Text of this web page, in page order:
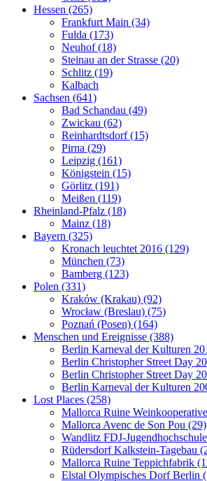
Hessen (265)
Frankfurt Main (34)
Fulda (173)
Neuhof (18)
Steinau an der Strasse (20)
Schlitz (19)
Kalbach
Sachsen (641)
Bad Schandau (49)
Zwickau (62)
Reinhardtsdorf (15)
Pirna (29)
Leipzig (161)
Königstein (15)
Görlitz (191)
Meißen (119)
Rheinland-Pfalz (18)
Mainz (18)
Bayern (325)
Kronach leuchtet 2016 (129)
München (73)
Bamberg (123)
Polen (331)
Kraków (Krakau) (92)
Wrocław (Breslau) (75)
Poznań (Posen) (164)
Menschen und Ereignisse (388)
Berlin Karneval der Kulturen
Berlin Christopher Street Day
Berlin Christopher Street Day
Berlin Karneval der Kulturen
Lost Places (258)
Mallorca Ruine
Mallorca Avenc de Son Pou (29)
Wandlitz FDJ-
Rüdersdorf Kalkstein-Tagebau
Mallorca Ruine Teppichfabrik
Elstal Olympisches Dorf Berlin